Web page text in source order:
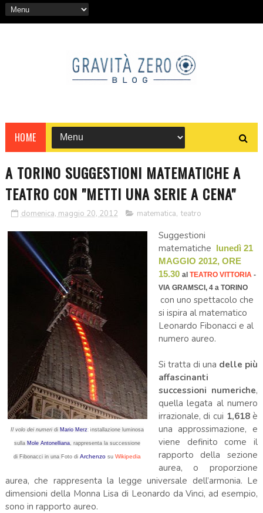
HOME
A TORINO SUGGESTIONI MATEMATICHE A
TEATRO CON "METTI UNA SERIE A CENA"
domenica, maggio 20, 2012 matematica, teatro
Il volo dei numeri di Mario Merz: installazione luminosa
sulla Mole Antonelliana , rappresenta la successione
di Fibonacci in una Foto diArchenzo suWikipedia
Suggestioni
matematiche lunedì 21
MAGGIO 2012, ORE
15.30 al TEATRO VITTORIA-
VIA GRAMSCI, 4 a TORINO
con uno spettacolo che
si ispira al matematico
Leonardo Fibonacci e al
numero aureo.
Si tratta di una delle più
affascinanti
successioni numeriche,
quella legata al numero
irrazionale, di cui 1,618è
una approssimazione, e
viene definito come il
rapporto della sezione
aurea, o proporzione
aurea, che rappresenta la legge universale dell’armonia. Le
dimensioni della Monna Lisa di Leonardo da Vinci, ad esempio,
sono in rapporto aureo.